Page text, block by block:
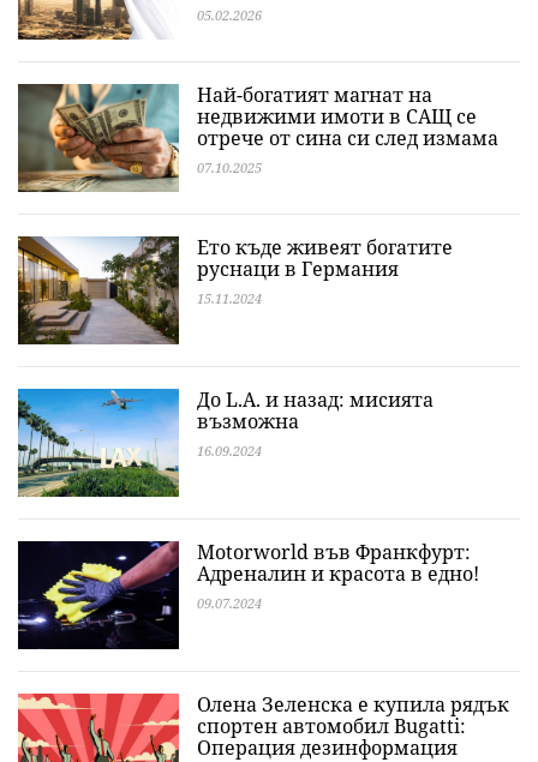
05.02.2026
Най-богатият магнат на
недвижими имоти в САЩ се
отрече от сина си след измама
07.10.2025
Ето къде живеят богатите
руснаци в Германия
15.11.2024
До L.A. и назад: мисията
възможна
16.09.2024
Motorworld във Франкфурт:
Адреналин и красота в едно!
09.07.2024
Олена Зеленска е купила рядък
спортен автомобил Bugatti:
Операция дезинформация